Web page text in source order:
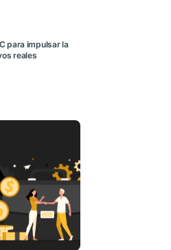
para impulsar la
reales